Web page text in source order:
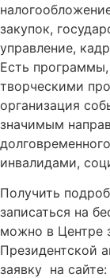
закупок,
управление,
Есть
творческими
организация
значимым
инвалидами,
Получить
записаться на
можно в Центре
Президентской
заявку на сайте: